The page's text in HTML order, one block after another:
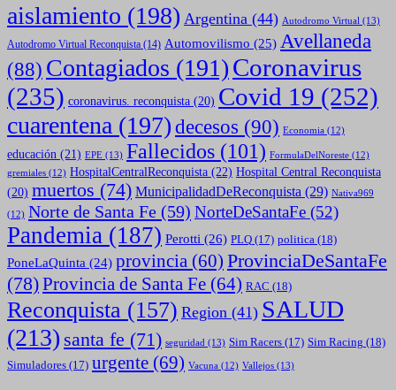
aislamiento (198) Argentina (44) Autodromo Virtual (13)
Autodromo Virtual Reconquista (14) Automovilismo (25) Avellaneda
(88) Contagiados (191)Coronavirus
(235) coronavirus. reconquista (20) Covid 19 (252)
cuarentena (197) decesos (90) Economia (12)
educación (21) EPE (13) Fallecidos (101) FormulaDelNoreste (12)
gremiales (12) HospitalCentralReconquista (22) Hospital Central Reconquista
(20) muertos (74) MunicipalidadDeReconquista (29) Nativa969
(12) Norte de Santa Fe (59) NorteDeSantaFe (52)
Pandemia (187) Perotti (26) PLQ (17) politica (18)
PoneLaQuinta (24) provincia (60) ProvinciaDeSantaFe
(78)Provincia de Santa Fe (64) RAC (18)
Reconquista (157) Region (41) SALUD
(213) santa fe (71) seguridad (13) Sim Racers (17) Sim Racing (18)
Simuladores (17) urgente (69) Vacuna (12) Vallejos (13)